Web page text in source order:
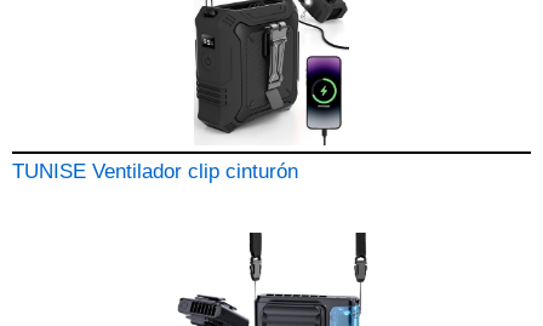
TUNISE Ventilador clip cinturón